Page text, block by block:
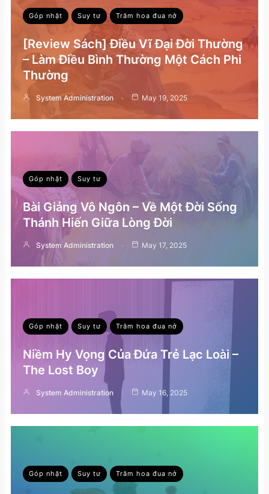
Góp nhặt Suy tư Trăm hoa đua nở
[Review Sách] Điều Vĩ Đại Đời Thường
– Làm Điều Bình Thường Một Cách Phi
Thường
System Administration May 19, 2025
Góp nhặt Suy tư
Bài Giảng Vô Ngôn – Về Một Đời Sống
Thánh Hiến Giữa Lòng Đời
System Administration May 17, 2025
Góp nhặt Suy tư Trăm hoa đua nở
Niềm Hy Vọng Của Đứa Trẻ Lạc Loài –
The Lost Boy
System Administration May 16, 2025
Góp nhặt Suy tư Trăm hoa đua nở